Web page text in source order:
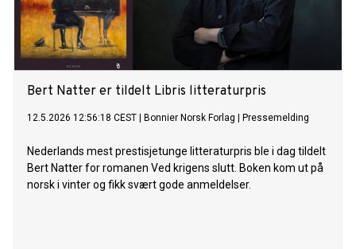
Bert Natter er tildelt Libris litteraturpris
12.5.2026 12:56:18 CEST Bonnier Norsk Forlag Pressemelding
Nederlands mest prestisjetunge litteraturpris ble i dag tildelt
Bert Natter for romanen Ved krigens slutt. Boken kom ut på
norsk i vinter og fikk svært gode anmeldelser.